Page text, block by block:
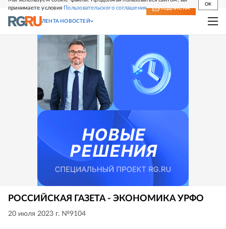
принимаете условия Пользовательского соглашения
OK
СВЕЖИЙ НОМЕР ПОДПИСКА
ЛЕНТА НОВОСТЕЙ
РОССИЙСКАЯ ГАЗЕТА - ЭКОНОМИКА УРФО
20 июля 2023 г. №9104